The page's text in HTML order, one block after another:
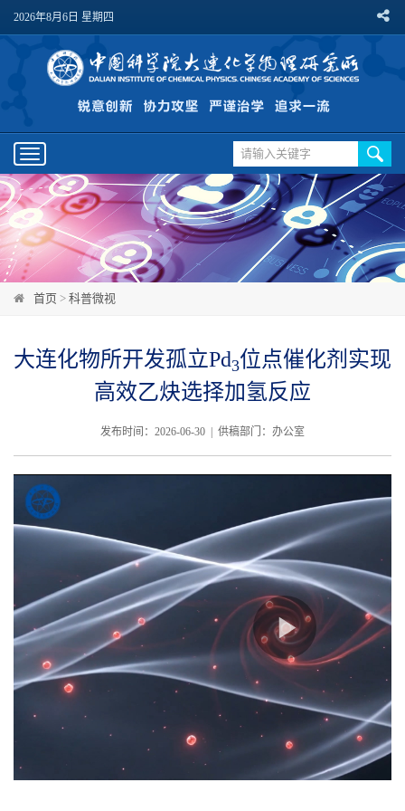
2026年8月6日 星期四
Toggle
navigation
首页 > 科普微视
大连化物所开发孤立Pd3位点催化剂实现
高效乙炔选择加氢反应
发布时间：2026-06-30 | 供稿部门：办公室